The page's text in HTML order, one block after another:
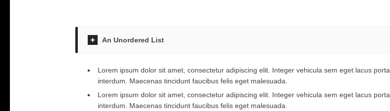
An Unordered List
Lorem ipsum dolor sit amet, consectetur adipiscing elit. Integer vehicula sem eget lacus porta
interdum. Maecenas tincidunt faucibus felis eget malesuada.
Lorem ipsum dolor sit amet, consectetur adipiscing elit. Integer vehicula sem eget lacus porta
interdum. Maecenas tincidunt faucibus felis eget malesuada.